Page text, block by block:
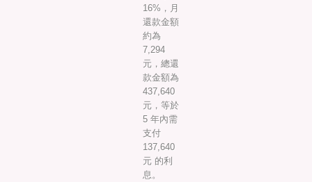
16%，月
還款金額
約為
7,294
元，總還
款金額為
437,640
元，等於
5 年內需
支付
137,640
元 的利
息。